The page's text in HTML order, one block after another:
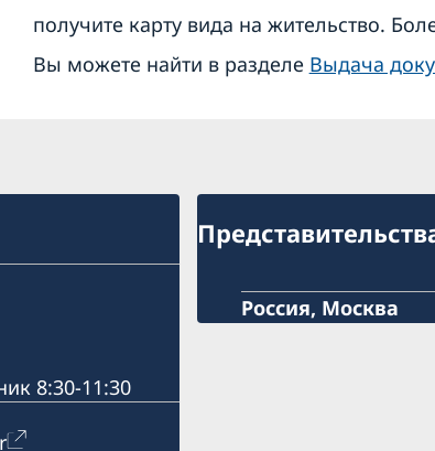
получите карту вида на жительство.
Вы можете найти в разделе Выдача
8:30-11:30
Россия, Москва